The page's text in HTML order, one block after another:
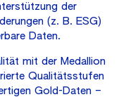
der
(z. B. ESG)
Daten.
mit der Medallion
Qualitätsstufen
Gold-Daten –